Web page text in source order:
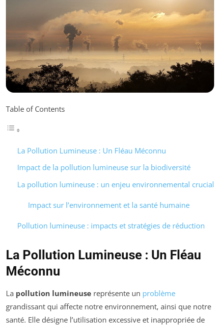
Table of Contents
La Pollution Lumineuse : Un Fléau Méconnu
Impact de la pollution lumineuse sur la biodiversité
La pollution lumineuse : un enjeu environnemental crucial
Impact sur l’environnement et la santé humaine
Pollution lumineuse : impacts et stratégies de réduction
La Pollution Lumineuse : Un Fléau
Méconnu
La pollution lumineuse représente un problème
grandissant qui affecte notre environnement, ainsi que notre
santé. Elle désigne l’utilisation excessive et inappropriée de